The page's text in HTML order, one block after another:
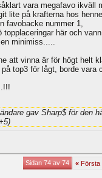
vara megafavo ikväll
lite på krafterna hos
favobacke nummer 1,
topplaceringar här och
minimiss.....
att vinna är för högt helt
top3 för lågt, borde vara
gav Sharp$ för den
Sidan 74 av 74 «Första